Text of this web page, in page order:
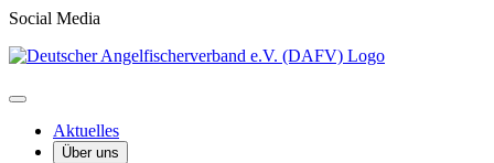
Social Media
Aktuelles
Über uns